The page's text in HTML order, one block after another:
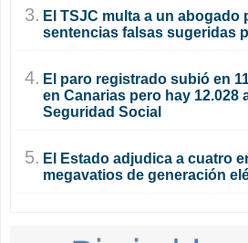
3. El TSJC multa a un abogado
sentencias falsas sugeridas
4. El paro registrado subió en
en Canarias pero hay 12.028
Seguridad Social
5. El Estado adjudica a cuatro
megavatios de generación